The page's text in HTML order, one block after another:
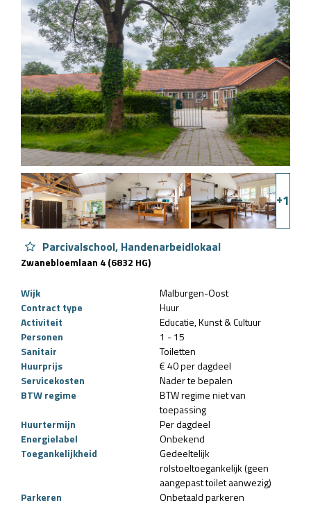
+1
Parcivalschool, Handenarbeidlokaal
Zwanebloemlaan 4 (6832 HG)
Wijk
Malburgen-Oost
Contract type
Huur
Activiteit
Educatie Kunst & Cultuur
Personen
1 - 15
Sanitair
Toiletten
Huurprijs
€ 40 per dagdeel
Servicekosten
Nader te bepalen
BTW regime
BTW regime niet van
toepassing
Huurtermijn
Per dagdeel
Energielabel
Onbekend
Toegankelijkheid
Gedeeltelijk
rolstoeltoegankelijk (geen
aangepast toilet aanwezig)
Parkeren
Onbetaald parkeren